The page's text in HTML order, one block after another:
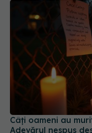
Câți oameni au
Adevărul nespus